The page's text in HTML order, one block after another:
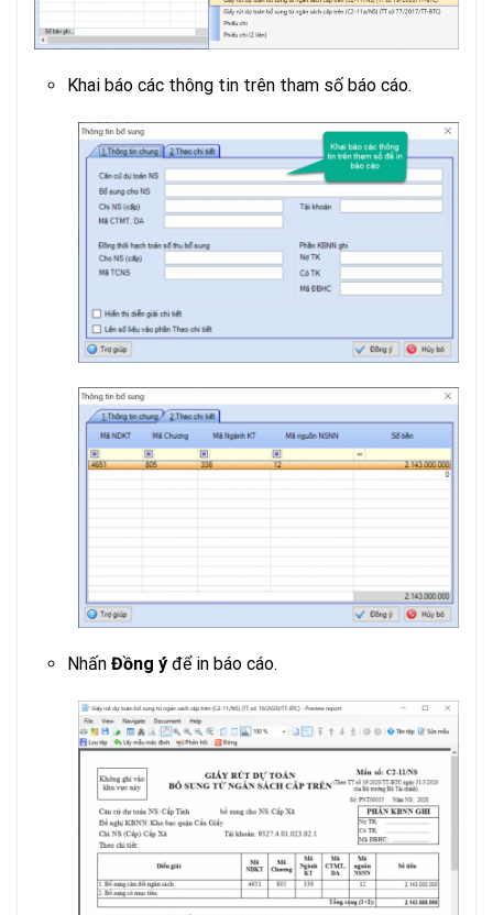
Khai báo các thông tin trên tham số báo cáo.
Nhấn Đồng ý để in báo cáo.